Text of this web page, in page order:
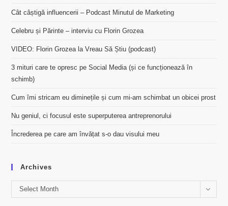
Cât câștigă influencerii – Podcast Minutul de Marketing
Celebru și Părinte – interviu cu Florin Grozea
VIDEO: Florin Grozea la Vreau Să Știu (podcast)
3 mituri care te opresc pe Social Media (și ce funcționează în
schimb)
Cum îmi stricam eu diminețile și cum mi-am schimbat un obicei prost
Nu geniul, ci focusul este superputerea antreprenorului
Încrederea pe care am învățat s-o dau visului meu
Archives
Archives
Select Month